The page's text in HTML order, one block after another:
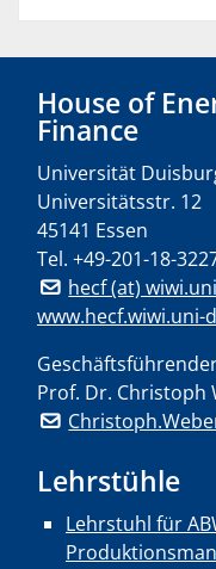
House of
Finance
Universität
Universitätsstr. 12
45141 Essen
Tel. +49-201-18-
hecf (at)
www.hecf.wiwi.uni-
Prof. Dr. Christoph
Lehrstühle
Lehrstuhl für